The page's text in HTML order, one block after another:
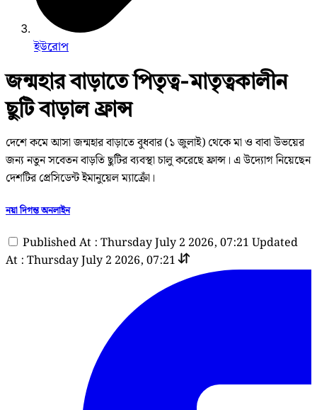
ইউরোপ
জন্মহার বাড়াতে পিতৃত্ব-মাতৃত্বকালীন
ছুটি বাড়াল ফ্রান্স
দেশে কমে আসা জন্মহার বাড়াতে বুধবার (১ জুলাই) থেকে মা ও বাবা উভয়ের
জন্য নতুন সবেতন বাড়তি ছুটির ব্যবস্থা চালু করেছে ফ্রান্স। এ উদ্যোগ নিয়েছেন
দেশটির প্রেসিডেন্ট ইমানুয়েল ম্যাক্রোঁ।
নয়া দিগন্ত অনলাইন
Published At : Thursday July 2 2026, 07:21 Updated
At : Thursday July 2 2026, 07:21